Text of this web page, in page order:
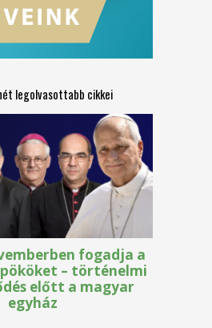
legolvasottabb cikkei